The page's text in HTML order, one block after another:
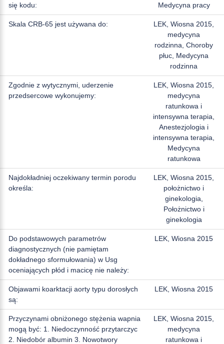
się kodu:
Medycyna pracy
Skala CRB-65 jest używana do:
LEK, Wiosna 2015,
medycyna
rodzinna, Choroby
płuc, Medycyna
rodzinna
Zgodnie z wytycznymi, uderzenie
przedsercowe wykonujemy:
LEK, Wiosna 2015,
medycyna
ratunkowa i
intensywna terapia,
Anestezjologia i
intensywna terapia,
Medycyna
ratunkowa
Najdokładniej oczekiwany termin porodu
określa:
LEK, Wiosna 2015,
położnictwo i
ginekologia,
Położnictwo i
ginekologia
Do podstawowych parametrów
diagnostycznych (nie pamiętam
dokładnego sformułowania) w Usg
oceniających płód i macicę nie należy:
LEK, Wiosna 2015
Objawami koarktacji aorty typu dorosłych
są:
LEK, Wiosna 2015
Przyczynami obniżonego stężenia wapnia
mogą być: 1. Niedoczynność przytarczyc
2. Niedobór albumin 3. Nowotwory
LEK, Wiosna 2015,
medycyna
ratunkowa i